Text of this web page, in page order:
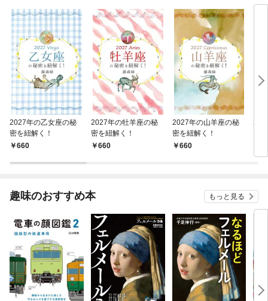
2027年の乙女座の秘
密を紐解く！
660
2027年の牡羊座の秘
密を紐解く！
660
2027年の山羊座の秘
密を紐解く！
660
趣味のおすすめ本 もっと見る